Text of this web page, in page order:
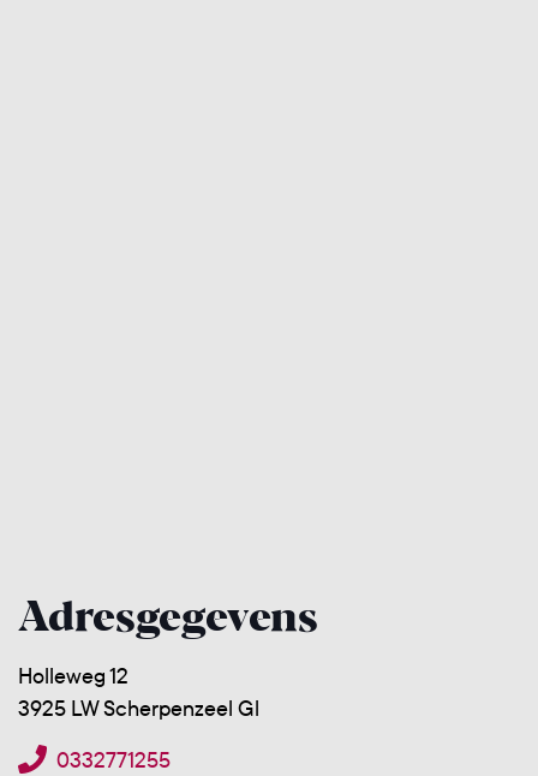
Adresgegevens
Holleweg 12
3925 LW Scherpenzeel Gl
0332771255